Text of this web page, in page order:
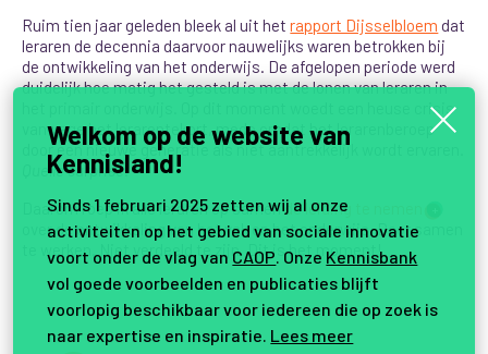
Ruim tien jaar geleden bleek al uit hetrapport Dijsselbloem dat
leraren de decennia daarvoor nauwelijks waren betrokken bij
de ontwikkeling van het onderwijs. De afgelopen periode werd
duidelijk hoe matig het gesteld is met de lonen van leraren in
het primair onderwijs. Op dit moment woedt een heuse crisis
vanwege het lerarentekort, mede omdat het lerarenberoep
door een nieuwe generatie als niet aantrekkelijk wordt ervaren.
Quelle surprise.
Daarom roep ik alle leraren op samende leiding te nemen
over de ontwikkeling van het vak en het onderwijs. Door samen
te werken. Niet verdeeld te zijn. Dit is het moment!
Welkom op de website van
Kennisland!
Sinds 1 februari 2025 zetten wij al onze
activiteiten op het gebied van sociale innovatie
voort onder de vlag van CAOP . Onze Kennisbank
vol goede voorbeelden en publicaties blijft
voorlopig beschikbaar voor iedereen die op zoek is
naar expertise en inspiratie. Lees meer